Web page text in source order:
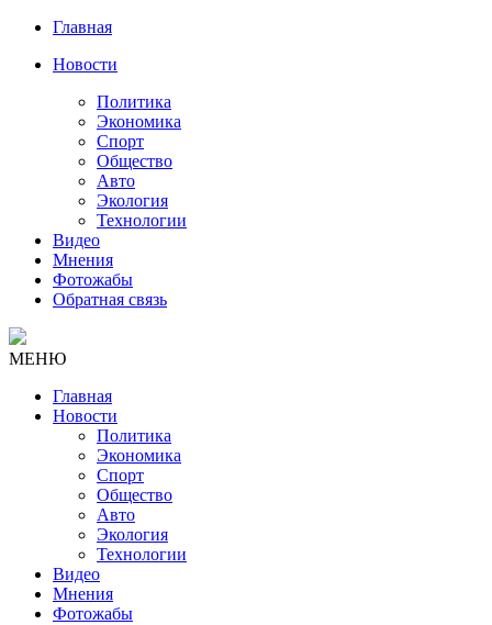
Главная
Новости
Политика
Экономика
Спорт
Общество
Авто
Экология
Технологии
Видео
Мнения
Фотожабы
Обратная связь
МЕНЮ
Главная
Новости
Политика
Экономика
Спорт
Общество
Авто
Экология
Технологии
Видео
Мнения
Фотожабы